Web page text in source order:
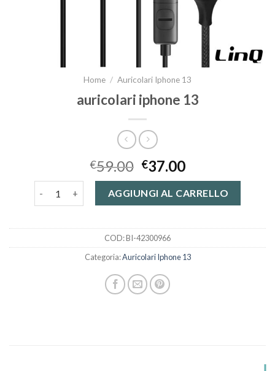
Home / Auricolari Iphone 13
auricolari iphone 13
€59.00 €37.00
auricolari iphone 13 quantitàAGGIUNGI AL CARRELLO
COD:BI-42300966
Categoria:Auricolari Iphone 13